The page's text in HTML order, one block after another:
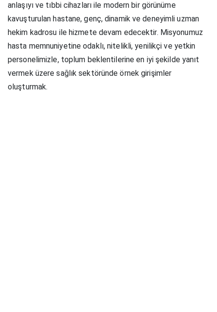
anlaşıyı ve tıbbi cihazları ile modern bir görünüme
kavuşturulan hastane, genç, dinamik ve deneyimli uzman
hekim kadrosu ile hizmete devam edecektir. Misyonumuz
hasta memnuniyetine odaklı, nitelikli, yenilikçi ve yetkin
personelimizle, toplum beklentilerine en iyi şekilde yanıt
vermek üzere sağlık sektöründe örnek girişimler
oluşturmak.